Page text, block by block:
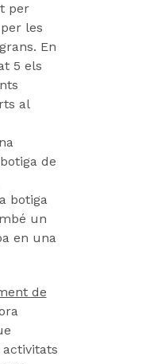
per
les
En
5 els
al
de
botiga
un
en una
de
activitats